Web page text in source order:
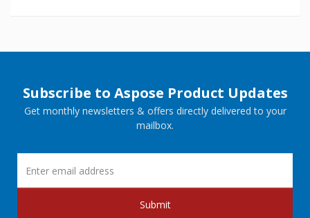
Subscribe to Aspose Product Updates
Get monthly newsletters & offers directly delivered to your
mailbox.
Submit